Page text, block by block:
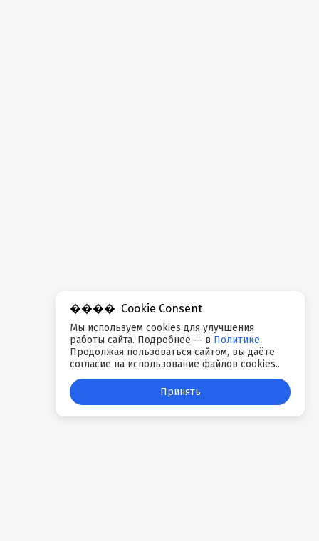
Cookie Consent
Мы используем cookies для улучшения
работы сайта. Подробнее — в Политике.
Продолжая пользоваться сайтом, вы даёте
согласие на использование файлов cookies..
Принять